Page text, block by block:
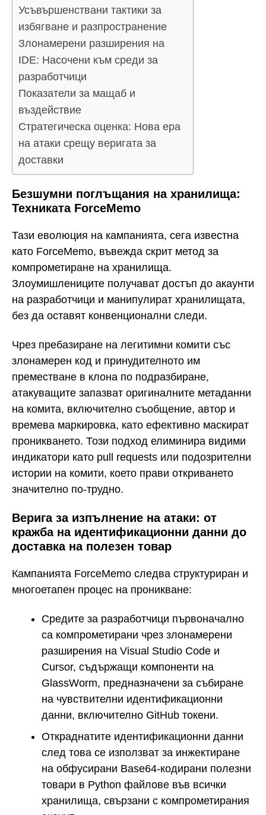
Усъвършенствани тактики за
избягване и разпространение
Злонамерени разширения на
IDE: Насочени към среди за
разработчици
Показатели за мащаб и
въздействие
Стратегическа оценка: Нова ера
на атаки срещу веригата за
доставки
Безшумни поглъщания на хранилища:
Техниката ForceMemo
Тази еволюция на кампанията, сега известна
като ForceMemo, въвежда скрит метод за
компрометиране на хранилища.
Злоумишлениците получават достъп до акаунти
на разработчици и манипулират хранилищата,
без да оставят конвенционални следи.
Чрез пребазиране на легитимни комити със
злонамерен код и принудителното им
преместване в клона по подразбиране,
атакуващите запазват оригиналните метаданни
на комита, включително съобщение, автор и
времева маркировка, като ефективно маскират
проникването. Този подход елиминира видими
индикатори като pull requests или подозрителни
истории на комити, което прави откриването
значително по-трудно.
Верига за изпълнение на атаки: от
кражба на идентификационни данни до
доставка на полезен товар
Кампанията ForceMemo следва структуриран и
многоетапен процес на проникване:
Средите за разработчици първоначално
са компрометирани чрез злонамерени
разширения на Visual Studio Code и
Cursor, съдържащи компоненти на
GlassWorm, предназначени за събиране
на чувствителни идентификационни
данни, включително GitHub токени.
Откраднатите идентификационни данни
след това се използват за инжектиране
на обфусирани Base64-кодирани полезни
товари в Python файлове във всички
хранилища, свързани с компрометирания